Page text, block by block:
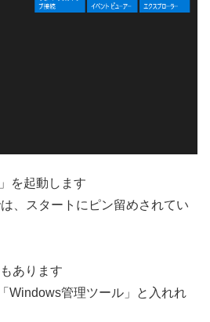
を起動します
、スタートにピン留めされてい
あります
Windows管理ツール」と入れれ